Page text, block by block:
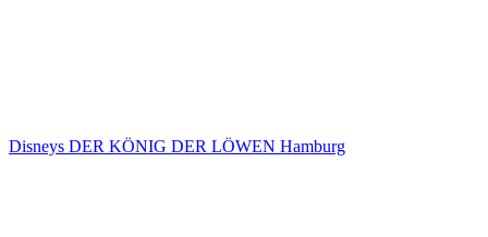
Disneys DER KÖNIG DER LÖWEN Hamburg